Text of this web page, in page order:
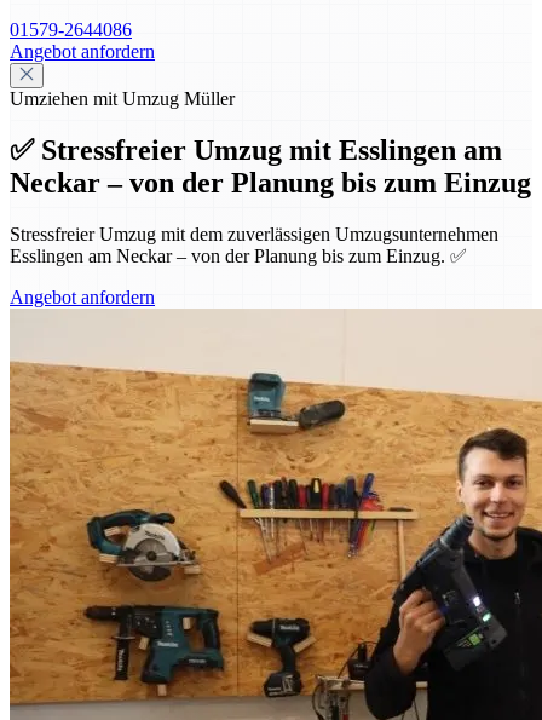
01579-2644086
Angebot anfordern
Umziehen mit Umzug Müller
✅ Stressfreier Umzug mit Esslingen am
Neckar – von der Planung bis zum Einzug
Stressfreier Umzug mit dem zuverlässigen Umzugsunternehmen
Esslingen am Neckar – von der Planung bis zum Einzug. ✅
Angebot anfordern